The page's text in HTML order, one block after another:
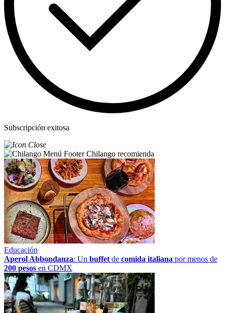
Subscripción exitosa
Chilango recomienda
Educación
Aperol Abbondanza: Un buffet de comida italiana por menos de
200 pesos en CDMX